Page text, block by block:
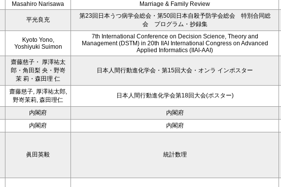
Masahiro Narisawa Marriage & Family Review
平光良充
第23回日本うつ病学会総会・第50回日本自殺予防学会総会 特別合同総
会 プログラム・抄録集
Kyoto Yono,
Yoshiyuki Suimon
7th International Conference on Decision Science, Theory and
Management (DSTM) in 20th IIAI International Congress on Advanced
Applied Informatics (IIAI-AAI)
齋藤慈子・ 厚澤祐太
郎・角田梨 央・野嵜
茉 莉・森田理 仁
日本人間行動進化学会・第15回大会・オンラ インポスター
齋藤慈子, 厚澤祐太郎,
野嵜茉莉, 森田理仁
日本人間行動進化学会第18回大会(ポスター)
内閣府 内閣府
内閣府 内閣府
眞田英毅 統計数理